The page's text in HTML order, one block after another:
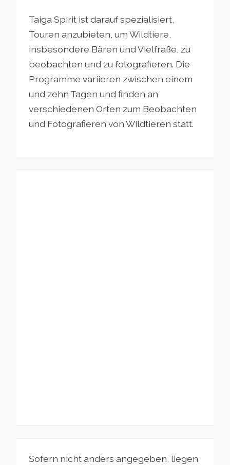
Taiga Spirit ist darauf spezialisiert,
Touren anzubieten, um Wildtiere,
insbesondere Bären und Vielfraße, zu
beobachten und zu fotografieren. Die
Programme variieren zwischen einem
und zehn Tagen und finden an
verschiedenen Orten zum Beobachten
und Fotografieren von Wildtieren statt.
Sofern nicht anders angegeben, liegen